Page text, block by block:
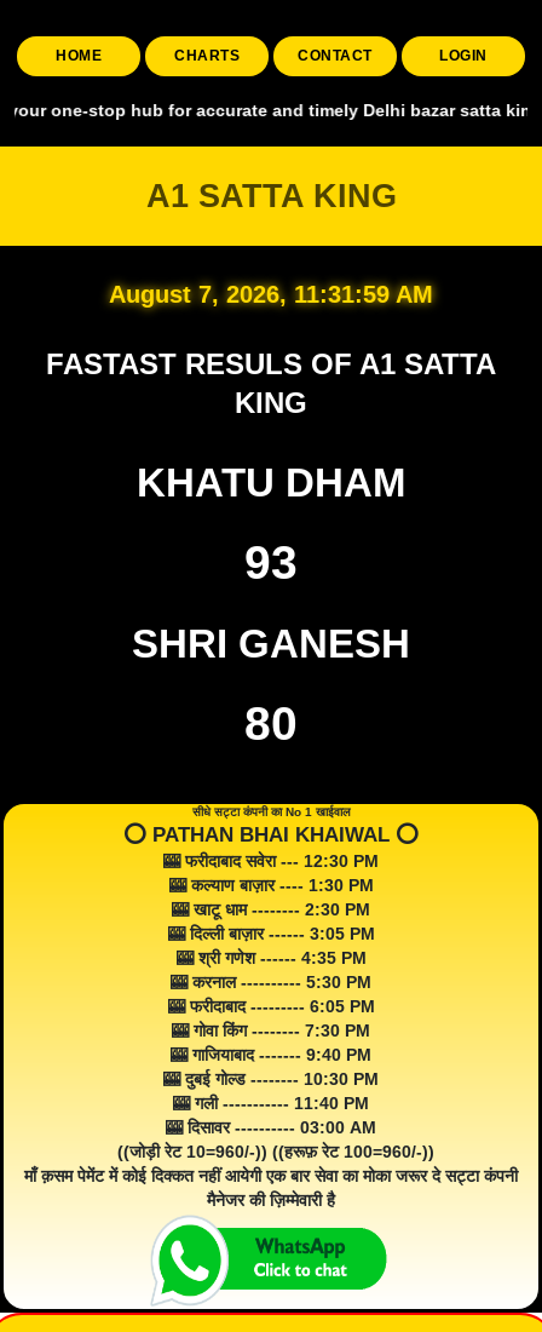
HOME CHARTS CONTACT LOGIN
hub for accurate and timely Delhi bazar satta king,
A1 SATTA KING
August 7, 2026, 11:32:00 AM
FASTAST RESULS OF A1 SATTA
KING
KHATU DHAM
93
SHRI GANESH
80
सीधे सट्टा कंपनी का No 1 खाईवाल
⭕️ PATHAN BHAI KHAIWAL ⭕️
🎰 फरीदाबाद सवेरा --- 12:30 PM
🎰 कल्याण बाज़ार ---- 1:30 PM
🎰 खाटू धाम -------- 2:30 PM
🎰 दिल्ली बाज़ार ------ 3:05 PM
🎰 श्री गणेश ------ 4:35 PM
🎰 करनाल ---------- 5:30 PM
🎰 फरीदाबाद --------- 6:05 PM
🎰 गोवा किंग -------- 7:30 PM
🎰 गाजियाबाद ------- 9:40 PM
🎰 दुबई गोल्ड -------- 10:30 PM
🎰 गली ----------- 11:40 PM
🎰 दिसावर ---------- 03:00 AM
((जोड़ी रेट 10=960/-)) ((हरूफ़ रेट 100=960/-))
माँ क़सम पेमेंट में कोई दिक्कत नहीं आयेगी एक बार सेवा का मोका जरूर दे सट्टा कंपनी
मैनेजर की ज़िम्मेवारी है